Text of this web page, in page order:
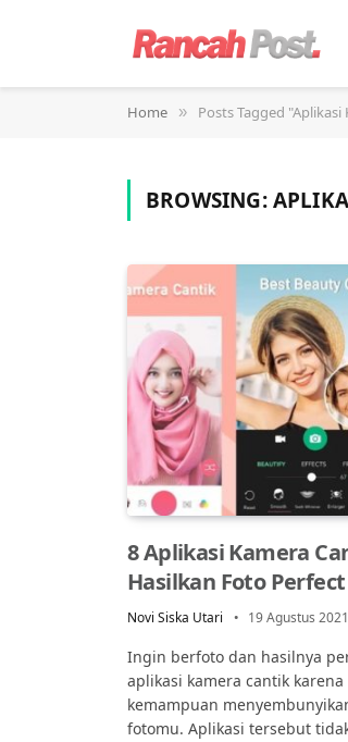
Home » Posts Tagged "Aplikasi
BROWSING:
8 Aplikasi Kamera
Hasilkan Foto Perfect
Novi Siska Utari 19 Agustus 2021
Ingin berfoto dan hasilnya
aplikasi kamera cantik
kemampuan
fotomu. Aplikasi tersebut